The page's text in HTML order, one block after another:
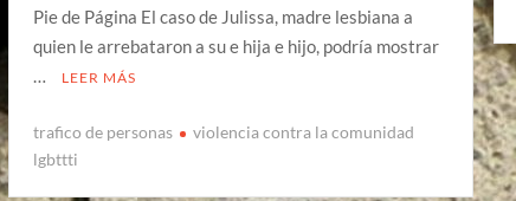
Pie de Página El caso de Julissa, madre lesbiana a
quien le arrebataron a su e hija e hijo, podría mostrar
…
LEER MÁS
trafico de personas
violencia contra la comunidad
lgbttti